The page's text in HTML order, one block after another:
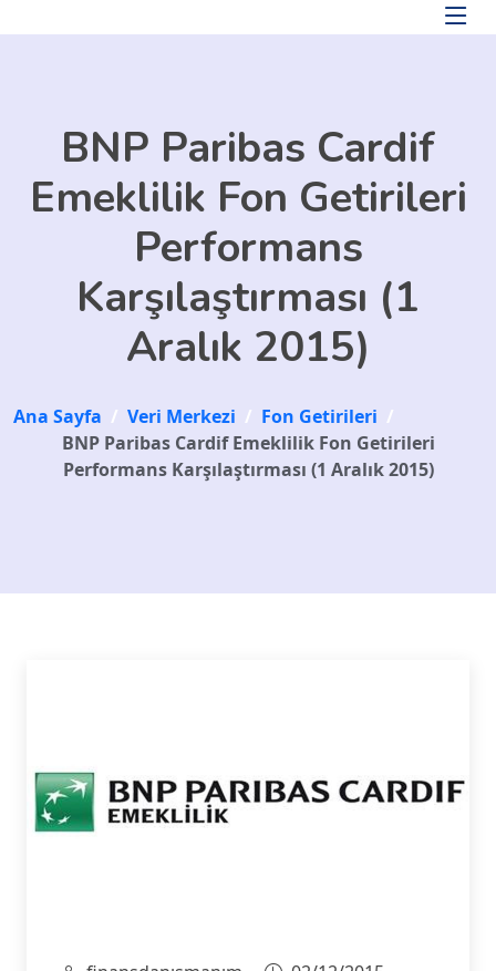
BNP Paribas Cardif
Emeklilik Fon Getirileri
Performans
Karşılaştırması (1
Aralık 2015)
Ana Sayfa / Veri Merkezi / Fon Getirileri /
BNP Paribas Cardif Emeklilik Fon Getirileri
Performans Karşılaştırması (1 Aralık 2015)